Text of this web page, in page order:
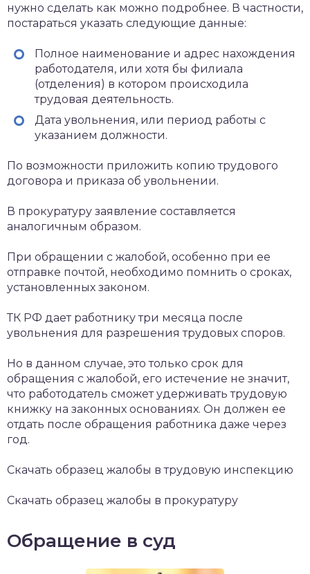
нужно сделать как можно подробнее. В частности,
постараться указать следующие данные:
Полное наименование и адрес нахождения
работодателя, или хотя бы филиала
(отделения) в котором происходила
трудовая деятельность.
Дата увольнения, или период работы с
указанием должности.
По возможности приложить копию трудового
договора и приказа об увольнении.
В прокуратуру заявление составляется
аналогичным образом.
При обращении с жалобой, особенно при ее
отправке почтой, необходимо помнить о сроках,
установленных законом.
ТК РФ дает работнику три месяца после
увольнения для разрешения трудовых споров.
Но в данном случае, это только срок для
обращения с жалобой, его истечение не значит,
что работодатель сможет удерживать трудовую
книжку на законных основаниях. Он должен ее
отдать после обращения работника даже через
год.
Скачать образец жалобы в трудовую инспекцию
Скачать образец жалобы в прокуратуру
Обращение в суд